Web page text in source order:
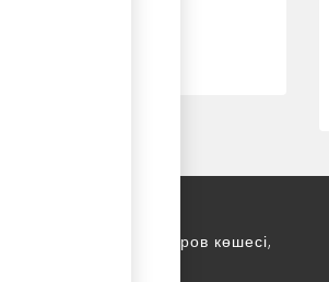
Астана қ., С. Асфендияров көшесі,